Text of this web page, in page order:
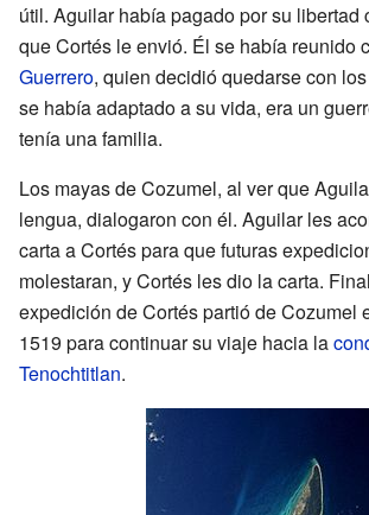
útil. Aguilar había pagado por su libertad
que Cortés le envió. Él se había reunido
Guerrero, quien decidió quedarse con
se había adaptado a su vida, era un
tenía una familia.
Los mayas de Cozumel, al ver que
lengua, dialogaron con él. Aguilar les
carta a Cortés para que futuras
molestaran, y Cortés les dio la carta.
expedición de Cortés partió de Cozumel
1519 para continuar su viaje hacia la
Tenochtitlan.